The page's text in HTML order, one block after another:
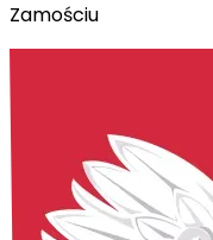
Zamościu